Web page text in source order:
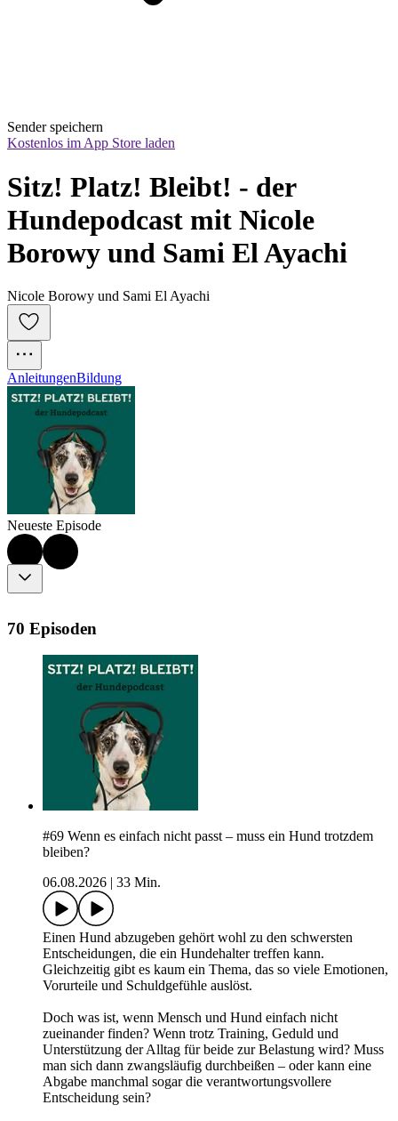
Sender speichern
Kostenlos im App Store laden
Sitz! Platz! Bleibt! - der
Hundepodcast mit Nicole
Borowy und Sami El Ayachi
Nicole Borowy und Sami El Ayachi
AnleitungenBildung
Neueste Episode
70 Episoden
#69 Wenn es einfach nicht passt – muss ein Hund trotzdem
bleiben?
06.08.2026
33 Min.
Einen Hund abzugeben gehört wohl zu den schwersten
Entscheidungen, die ein Hundehalter treffen kann.
Gleichzeitig gibt es kaum ein Thema, das so viele Emotionen,
Vorurteile und Schuldgefühle auslöst.
Doch was ist, wenn Mensch und Hund einfach nicht
zueinander finden? Wenn trotz Training, Geduld und
Unterstützung der Alltag für beide zur Belastung wird? Muss
man sich dann zwangsläufig durchbeißen – oder kann eine
Abgabe manchmal sogar die verantwortungsvollere
Entscheidung sein?